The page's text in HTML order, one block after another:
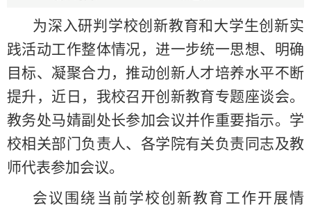
为深入研判学校创新教育和大学生创新实
践活动工作整体情况，进一步统一思想、明确
目标、凝聚合力，推动创新人才培养水平不断
提升，近日，我校召开创新教育专题座谈会。
教务处马婧副处长参加会议并作重要指示。学
校相关部门负责人、各学院有关负责同志及教
师代表参加会议。
会议围绕当前学校创新教育工作开展情